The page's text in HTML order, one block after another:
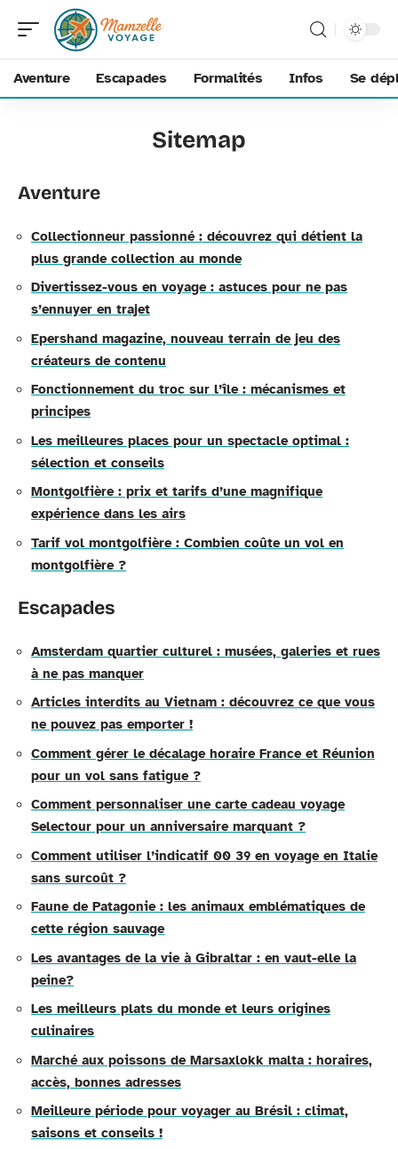
Aventure Escapades Formalités Infos Se
Sitemap
Aventure
Collectionneur passionné : découvrez qui détient la
plus grande collection au monde
Divertissez-vous en voyage : astuces pour ne pas
s’ennuyer en trajet
Epershand magazine, nouveau terrain de jeu des
créateurs de contenu
Fonctionnement du troc sur l’île : mécanismes et
principes
Les meilleures places pour un spectacle optimal :
sélection et conseils
Montgolfière : prix et tarifs d’une magnifique
expérience dans les airs
Tarif vol montgolfière : Combien coûte un vol en
montgolfière ?
Escapades
Amsterdam quartier culturel : musées, galeries et rues
à ne pas manquer
Articles interdits au Vietnam : découvrez ce que vous
ne pouvez pas emporter !
Comment gérer le décalage horaire France et Réunion
pour un vol sans fatigue ?
Comment personnaliser une carte cadeau voyage
Selectour pour un anniversaire marquant ?
Comment utiliser l’indicatif 00 39 en voyage en Italie
sans surcoût ?
Faune de Patagonie : les animaux emblématiques de
cette région sauvage
Les avantages de la vie à Gibraltar : en vaut-elle la
peine?
Les meilleurs plats du monde et leurs origines
culinaires
Marché aux poissons de Marsaxlokk malta : horaires,
accès, bonnes adresses
Meilleure période pour voyager au Brésil : climat,
saisons et conseils !